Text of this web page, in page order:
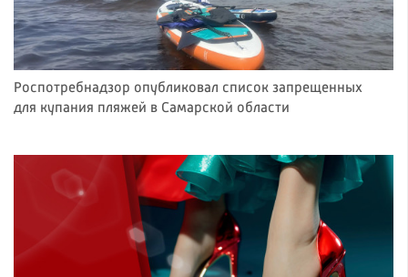
Роспотребнадзор опубликовал список запрещенных
для купания пляжей в Самарской области